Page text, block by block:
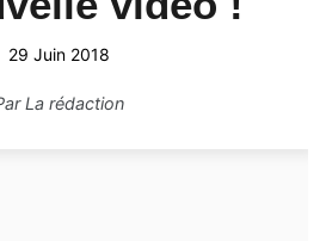
29 Juin 2018
La rédaction